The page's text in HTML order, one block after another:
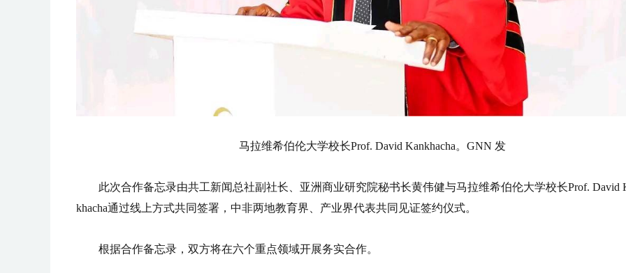
马拉维希伯伦大学校长Prof. David Kankhacha。GNN 发
此次合作备忘录由共工新闻总社副社长、亚洲商业研究院秘书长黄伟健与马拉维希伯伦大学校长Prof. David
khacha通过线上方式共同签署，中非两地教育界、产业界代表共同见证签约仪式。
根据合作备忘录，双方将在六个重点领域开展务实合作。